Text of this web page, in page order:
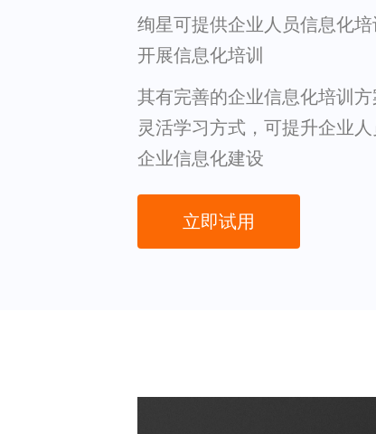
绚星可提供企业人员信息化
开展信息化培训
其有完善的企业信息化培训
灵活学习方式，可提升企业
企业信息化建设
立即试用